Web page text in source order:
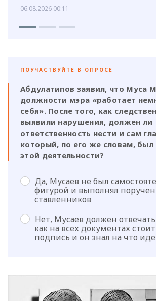
06.08.2026 00:11
ПОУЧАСТВУЙТЕ В ОПРОСЕ
Абдулатипов заявил, что Муса
должности мэра «работает
себя». После того, как
выявили нарушения, должен ли
ответственность нести и сам
который, по его же словам, был
этой деятельности?
Да, Мусаев не был
фигурой и выполнял
ставленников
Нет, Мусаев должен
как на всех документах стоит
подпись и он знал на что